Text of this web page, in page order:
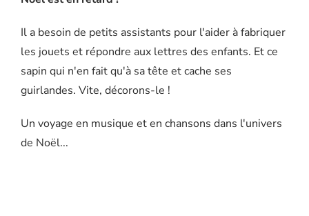
Il a besoin de petits assistants pour l'aider à fabriquer
les jouets et répondre aux lettres des enfants. Et ce
sapin qui n'en fait qu'à sa tête et cache ses
guirlandes. Vite, décorons-le !
Un voyage en musique et en chansons dans l'univers
de Noël...